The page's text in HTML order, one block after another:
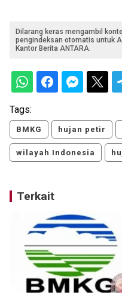
Dilarang keras mengambil
pengindeksan otomatis untuk
Kantor Berita ANTARA.
Tags:
BMKG hujan petir
wilayah Indonesia
Terkait